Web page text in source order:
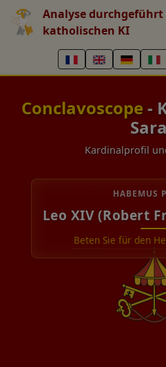
Analyse durchgeführt
katholischen KI
Conclavoscope -
Kardinalprofil
HABEMUS
Leo XIV (Robert
Beten Sie für den